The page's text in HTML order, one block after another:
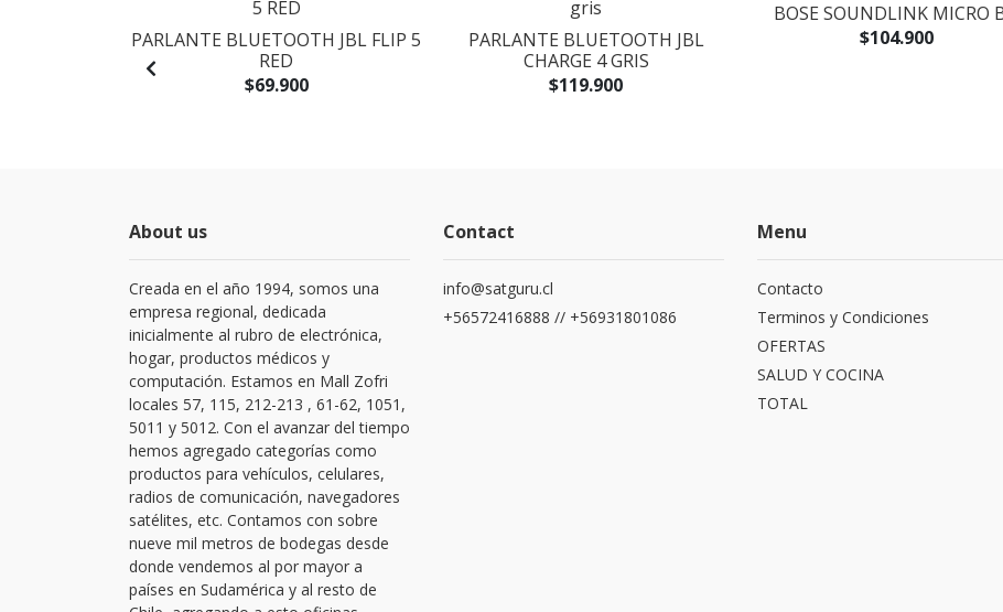
PARLANTE BLUETOOTH JBL FLIP 5
RED
$69.900
PARLANTE BLUETOOTH JBL
CHARGE 4 GRIS
$119.900
BOSE SOUNDLINK MICRO
$104.900
About us
Creada en el año 1994, somos una
empresa regional, dedicada
inicialmente al rubro de electrónica,
hogar, productos médicos y
computación. Estamos en Mall Zofri
locales 57, 115, 212-213 , 61-62, 1051,
5011 y 5012. Con el avanzar del tiempo
hemos agregado categorías como
productos para vehículos, celulares,
radios de comunicación, navegadores
satélites, etc. Contamos con sobre
nueve mil metros de bodegas desde
donde vendemos al por mayor a
países en Sudamérica y al resto de
Contact
info@satguru.cl
+56572416888 // +56931801086
Menu
Contacto
Terminos y Condiciones
OFERTAS
SALUD Y COCINA
TOTAL